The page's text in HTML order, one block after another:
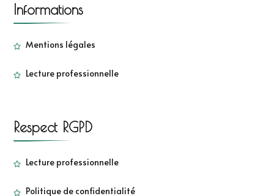
Informations
Mentions légales
Lecture professionnelle
Respect RGPD
Lecture professionnelle
Politique de confidentialité